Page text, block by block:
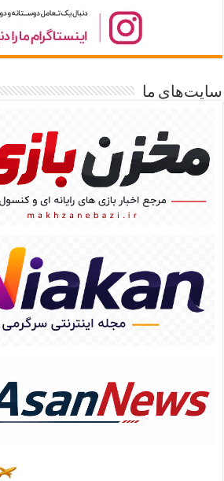
سایت‌های ما